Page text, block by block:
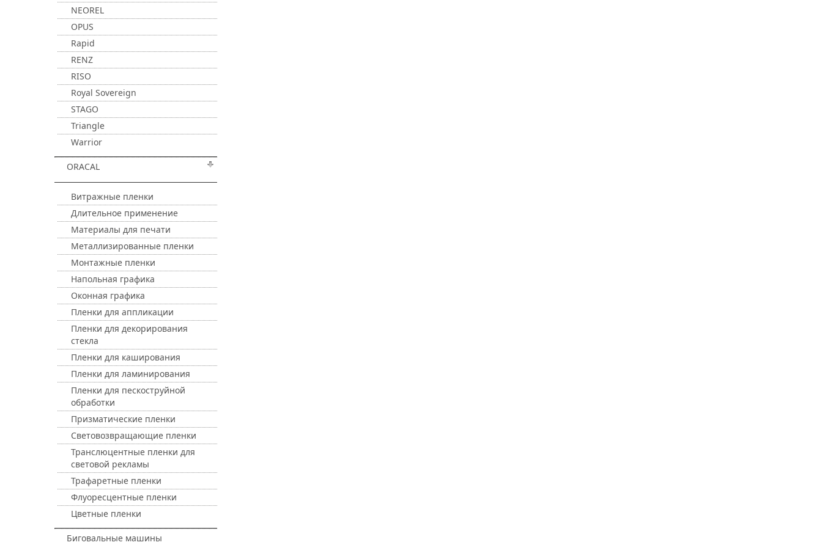
NEOREL
OPUS
Rapid
RENZ
RISO
Royal Sovereign
STAGO
Triangle
Warrior
ORACAL
Витражные пленки
Длительное применение
Материалы для печати
Металлизированные пленки
Монтажные пленки
Напольная графика
Оконная графика
Пленки для аппликации
Пленки для декорирования
стекла
Пленки для каширования
Пленки для ламинирования
Пленки для пескоструйной
обработки
Призматические пленки
Световозвращающие пленки
Транслюцентные пленки для
световой рекламы
Трафаретные пленки
Флуоресцентные пленки
Цветные пленки
Биговальные машины